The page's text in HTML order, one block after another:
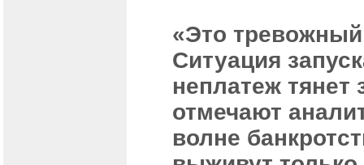
«Это
Ситуация
неплатеж тянет
отмечают
волне